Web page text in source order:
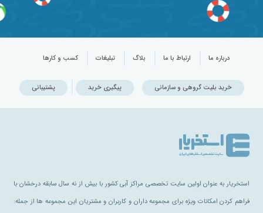
درباره ما ارتباط با ما بلاگ تبلیغات کسب و کارها
خرید بلیت گروهی و سازمانی پیگیری خرید پشتیبانی
استخریار به عنوان اولین سایت تخصصی مراکز آبی کشور با بیش از نه سال سابقه درخشان با
فراهم کردن امکانات ویژه برای مجموعه داران و کاربران و مشتریان این مجموعه ها از جمله: